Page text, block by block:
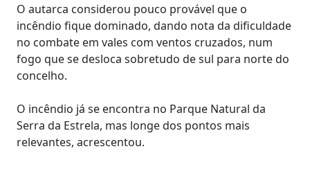
O autarca considerou pouco provável que o
incêndio fique dominado, dando nota da dificuldade
no combate em vales com ventos cruzados, num
fogo que se desloca sobretudo de sul para norte do
concelho.
O incêndio já se encontra no Parque Natural da
Serra da Estrela, mas longe dos pontos mais
relevantes, acrescentou.